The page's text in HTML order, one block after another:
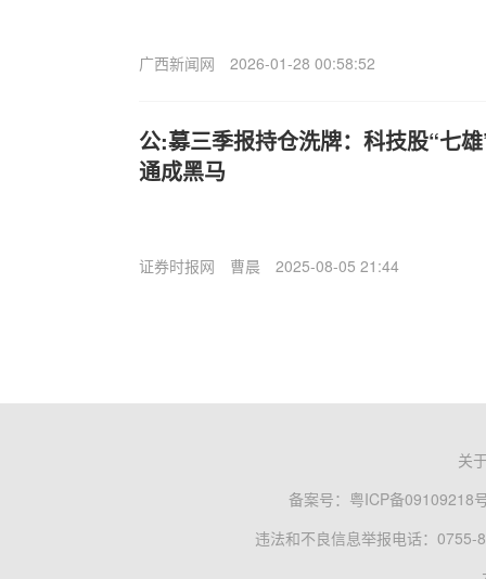
广西新闻网 2026-01-28 00:58:52
公:募三季报持仓洗牌：科技股“七
通成黑马
证券时报网 曹晨 2025-08-05 21:44
关
备案号： 粤ICP备09109218
违法和不良信息举报电话：0755-